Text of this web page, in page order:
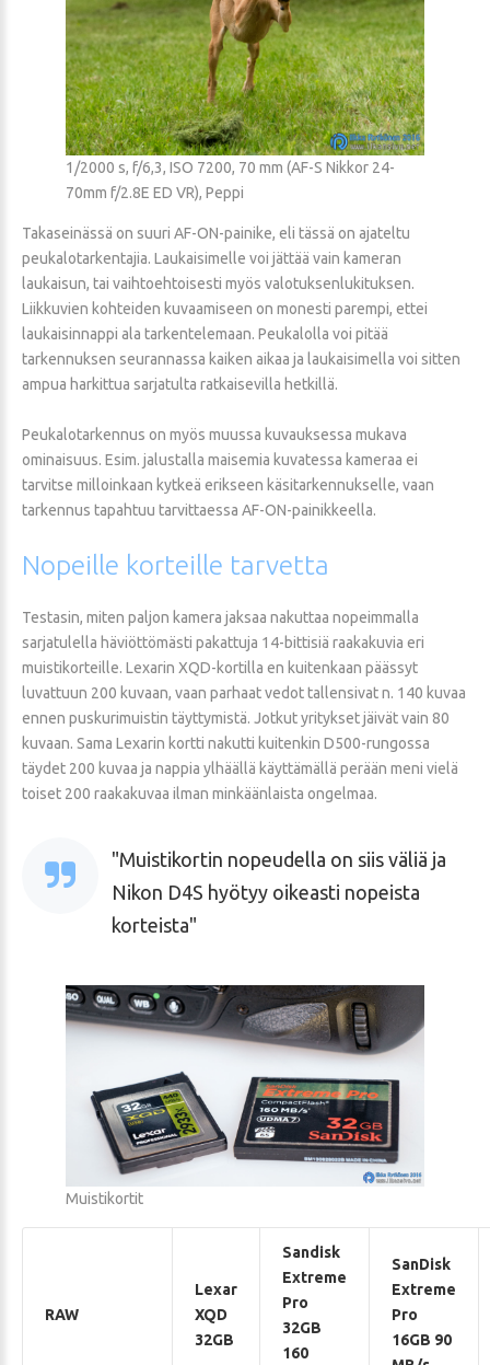
1/2000 s, f/6,3, ISO 7200, 70 mm (AF-S Nikkor 24-
70mm f/2.8E ED VR), Peppi
Takaseinässä on suuri AF-ON-painike, eli tässä on ajateltu
peukalotarkentajia. Laukaisimelle voi jättää vain kameran
laukaisun, tai vaihtoehtoisesti myös valotuksenlukituksen.
Liikkuvien kohteiden kuvaamiseen on monesti parempi, ettei
laukaisinnappi ala tarkentelemaan. Peukalolla voi pitää
tarkennuksen seurannassa kaiken aikaa ja laukaisimella voi sitten
ampua harkittua sarjatulta ratkaisevilla hetkillä.
Peukalotarkennus on myös muussa kuvauksessa mukava
ominaisuus. Esim. jalustalla maisemia kuvatessa kameraa ei
tarvitse milloinkaan kytkeä erikseen käsitarkennukselle, vaan
tarkennus tapahtuu tarvittaessa AF-ON-painikkeella.
Nopeille korteille tarvetta
Testasin, miten paljon kamera jaksaa nakuttaa nopeimmalla
sarjatulella häviöttömästi pakattuja 14-bittisiä raakakuvia eri
muistikorteille. Lexarin XQD-kortilla en kuitenkaan päässyt
luvattuun 200 kuvaan, vaan parhaat vedot tallensivat n. 140 kuvaa
ennen puskurimuistin täyttymistä. Jotkut yritykset jäivät vain 80
kuvaan. Sama Lexarin kortti nakutti kuitenkin D500-rungossa
täydet 200 kuvaa ja nappia ylhäällä käyttämällä perään meni vielä
toiset 200 raakakuvaa ilman minkäänlaista ongelmaa.
Muistikortin nopeudella on siis väliä ja
Nikon D4S hyötyy oikeasti nopeista
korteista
Muistikortit
RAW
Lexar
XQD
32GB
Sandisk
Extreme
Pro
32GB
160
SanDisk
Extreme
Pro
16GB 90